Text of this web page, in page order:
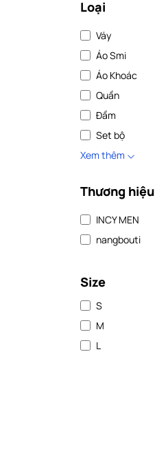
Loại
Váy
Áo Smi
Áo Khoác
Quần
Đầm
Set bộ
Xem thêm
Thương hiệu
INCY MEN
nangbouti
Size
S
M
L